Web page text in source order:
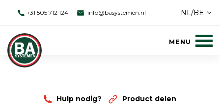
+31 505 712 124 info@basystemen.nl NL/BE
Hulp nodig? Product delen